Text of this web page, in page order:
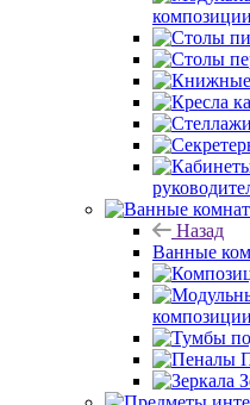
композиции
Назад
Ванные
композиции